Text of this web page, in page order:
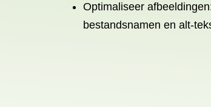
Optimaliseer
bestandsnamen en alt-